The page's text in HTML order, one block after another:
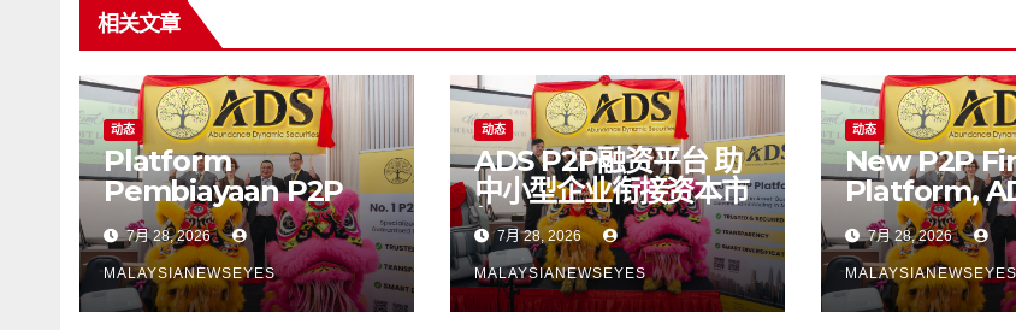
相关文章
动态
Platform
Pembiayaan P2P
Baharu, ADS,
Merapatkan Jurang
antara Pembiayaan
PKS dan Pasaran
7月 28, 2026
MALAYSIANEWSEYES
动态
ADS P2P融资平台 助
中小型企业衔接资本市
场7月 28, 2026
MALAYSIANEWSEYES
动态
New P2P
Platform,
Bridges
Gap
Financing
Public
7月 28, 2026
MALAYSIANEWSEYES